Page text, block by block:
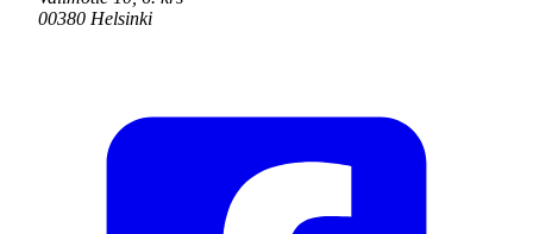
00380 Helsinki